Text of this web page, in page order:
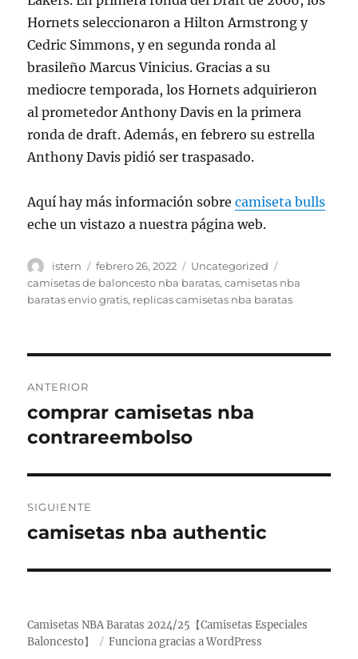
Hornets seleccionaron a Hilton Armstrong y
Cedric Simmons, y en segunda ronda al
brasileño Marcus Vinicius. Gracias a su
mediocre temporada, los Hornets adquirieron
al prometedor Anthony Davis en la primera
ronda de draft. Además, en febrero su estrella
Anthony Davis pidió ser traspasado.
Aquí hay más información sobrecamiseta bulls
eche un vistazo a nuestra página web.
Autor
istern
Publicado
el
febrero 26, 2022 Categorías
Uncategorized
camisetas de baloncesto nba baratas,camisetas nba
baratas envio gratis, replicas camisetas nba baratas
de
entradas
ANTERIOR
Entrada
anterior:
comprar camisetas nba
contrareembolso
SIGUIENTE
Entrada
camisetas nba authentic
Camisetas NBA Baratas 2024/25【Camisetas Especiales
Baloncesto】
Funciona gracias a WordPress